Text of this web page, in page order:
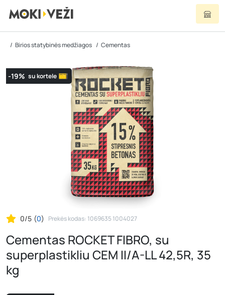
Birios statybinės medžiagos Cementas
-19% su kortele
0/5 (0) Prekės kodas: 1069635 1004027
Cementas ROCKET FIBRO, su
superplastikliu CEM II/A-LL 42,5R, 35
kg